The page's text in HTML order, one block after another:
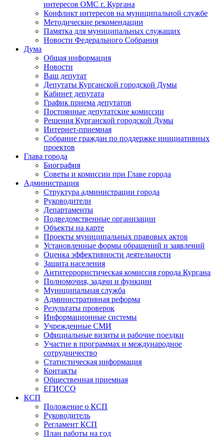
интересов ОМС г. Кургана
Конфликт интересов на муниципальной службе
Методические рекомендации
Памятка для муниципальных служащих
Новости Федерального Cобрания
Дума
Общая информация
Новости
Ваш депутат
Депутаты Курганской городской Думы
Кабинет депутата
График приема депутатов
Постоянные депутатские комиссии
Решения Курганской городской Думы
Интернет-приемная
Собрание граждан по поддержке инициативных
проектов
Глава города
Биография
Советы и комиссии при Главе города
Администрация
Структура администрации города
Руководители
Департаменты
Подведомственные организации
Объекты на карте
Проекты муниципальных правовых актов
Установленные формы обращений и заявлений
Оценка эффективности деятельности
Защита населения
Антитеррористическая комиссия города Кургана
Полномочия, задачи и функции
Муниципальная служба
Административная реформа
Результаты проверок
Информационные системы
Учрежденные СМИ
Официальные визиты и рабочие поездки
Участие в программах и международное
сотрудничество
Статистическая информация
Контакты
Общественная приемная
ЕГИССО
КСП
Положение о КСП
Руководитель
Регламент КСП
План работы на год